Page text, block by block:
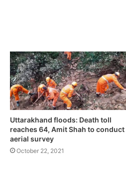
Uttarakhand floods: Death toll
reaches 64, Amit Shah to conduct
aerial survey
October 22, 2021